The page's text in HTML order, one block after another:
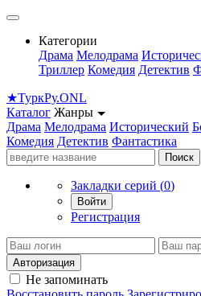
Категории
Драма Мелодрама
Триллер Комедия Детектив
★ТуркРу.ONL
Каталог Жанры
Драма Мелодрама Исторический
Комедия Детектив Фантастика
Поиск
Закладки серий (0)
Войти
Регистрация
Авторизация
Не запоминать